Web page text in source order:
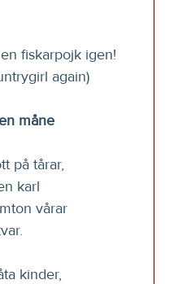
fiskarpojk igen!
again)
måne
på tårar,
karl
vårar
kinder,